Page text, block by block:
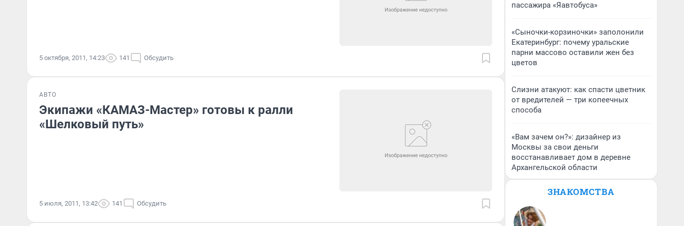
5 октября, 2011, 14:23 141 Обсудить
АВТО
Экипажи «КАМАЗ-Мастер» готовы к ралли
«Шелковый путь»
5 июля, 2011, 13:42 141 Обсудить
пассажира «Яавтобуса»
«Сыночки-корзиночки» заполонили
Екатеринбург: почему уральские
парни массово оставили жен без
цветов
Слизни атакуют: как спасти цветник
от вредителей — три копеечных
способа
«Вам зачем он?»: дизайнер из
Москвы за свои деньги
восстанавливает дом в деревне
Архангельской области
ЗНАКОМСТВА